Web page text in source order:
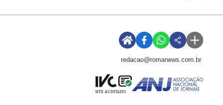
redacao@romanews.com.br
SITE AUDITADO